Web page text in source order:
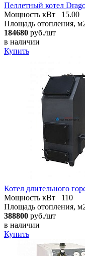
Пеллетный котел
Мощность кВт
15.00
Площадь отопления,
184680 руб./шт
в наличии
Купить
Котел длительного
Мощность кВт
110
Площадь отопления,
388800 руб./шт
в наличии
Купить